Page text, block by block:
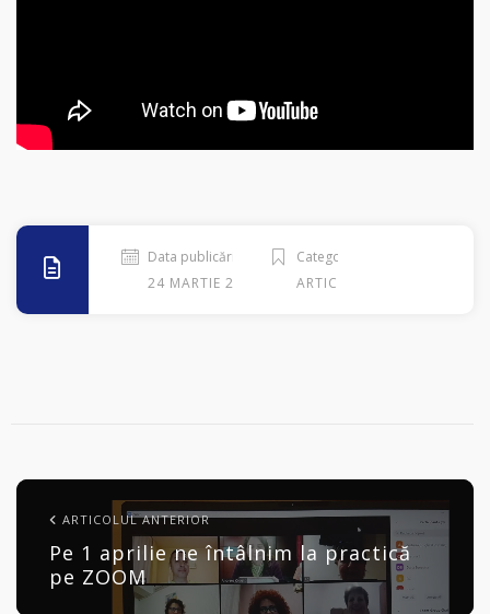
Data publicării
24 MARTIE 2020
Categorie
ARTICOLE
ARTICOLUL ANTERIOR
Pe 1 aprilie ne întâlnim la practică
pe ZOOM